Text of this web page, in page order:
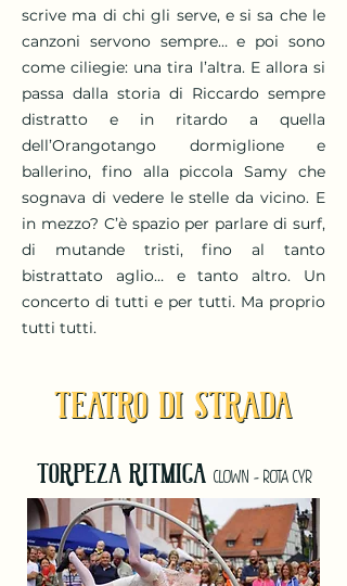
scrive ma di chi gli serve, e si sa che le
canzoni servono sempre… e poi sono
come ciliegie: una tira l’altra. E allora si
passa dalla storia di Riccardo sempre
distratto e in ritardo a quella
dell’Orangotango dormiglione e
ballerino, fino alla piccola Samy che
sognava di vedere le stelle da vicino. E
in mezzo? C’è spazio per parlare di surf,
di mutande tristi, fino al tanto
bistrattato aglio… e tanto altro. Un
concerto di tutti e per tutti. Ma proprio
tutti tutti.
TEATRO DI STRADA
TEATRO DI STRADA
TORPEZA RITMICA CLOWN - ROTA CYR